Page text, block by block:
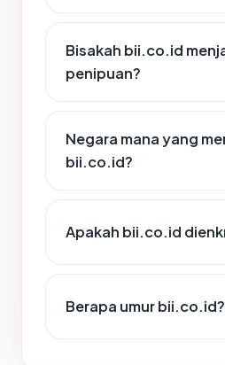
Bisakah bii.co.id
penipuan?
Negara mana yang
bii.co.id?
Apakah bii.co.id
Berapa umur bii.co.id?